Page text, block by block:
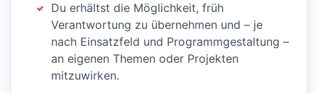
Du erhältst die Möglichkeit, früh
Verantwortung zu übernehmen und – je
nach Einsatzfeld und Programmgestaltung –
an eigenen Themen oder Projekten
mitzuwirken.